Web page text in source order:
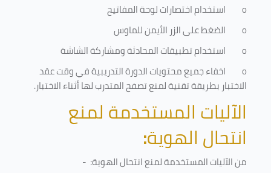
o
استخدام اختصارات لوحة المفاتيح
o
الضغط على الزر الأيمن للماوس
o
استخدام تطبيقات المحادثة ومشاركة الشاشة
o
اخفاء جميع محتويات الدورة التدريبية في وقت عقد
الاختبار بطريقة تقنية لمنع تصفح المتدرب لها أثناء الاختبار.
الآليات المستخدمة لمنع
انتحال الهوية:
من الآليات المستخدمة لمنعانتحال الهوية: -